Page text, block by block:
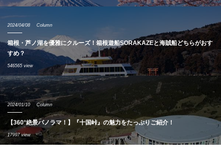
2024/04/08 Column
箱根・芦ノ湖を優雅にクルーズ！箱根遊船SORAKAZEと海賊船どちらがおす
すめ？
546565 view
2024/01/10 Column
【360°絶景パノラマ！】『十国峠』の魅力をたっぷりご紹介！
17997 view